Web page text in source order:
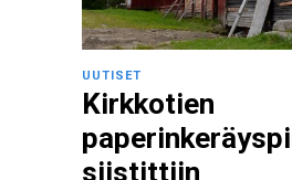
UUTISET
Kirkkotien
siistittiin